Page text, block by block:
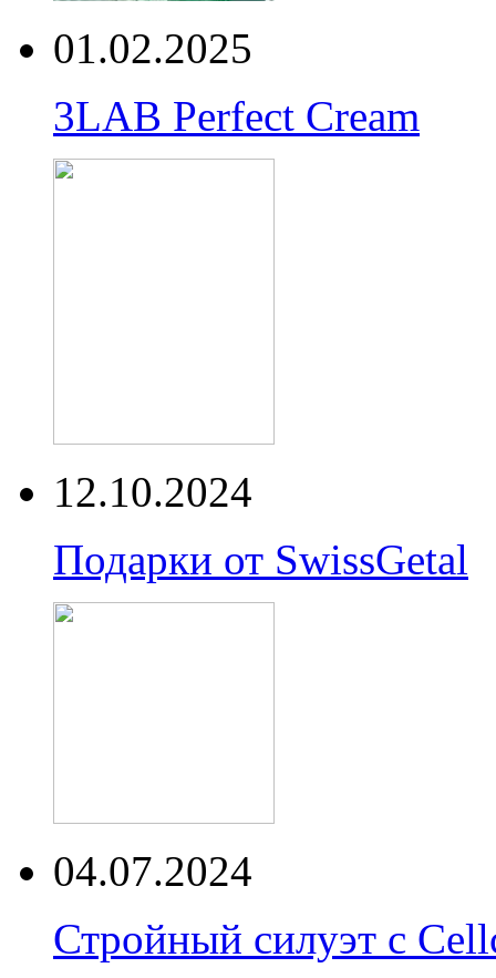
01.02.2025
3LAB Perfect Cream
12.10.2024
Подарки от SwissGetal
04.07.2024
Стройный силуэт с